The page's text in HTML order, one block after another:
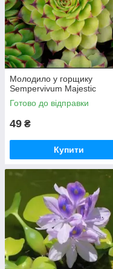
Молодило у горщику
Sempervivum Majestic
Готово до відправки
49 ₴
Купити